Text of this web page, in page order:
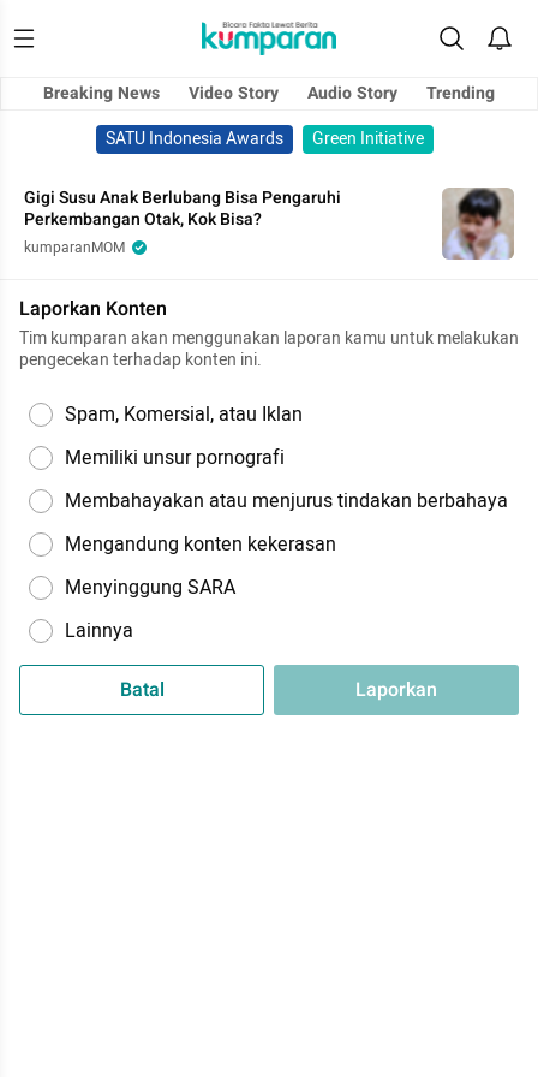
Breaking News Video Story Audio Story
Trending
SATU Indonesia Awards
Green Initiative
Gigi Susu Anak Berlubang Bisa Pengaruhi
Perkembangan Otak, Kok Bisa?
kumparanMOM
Laporkan Konten
Tim kumparan akan menggunakan laporan kamu untuk melakukan
pengecekan terhadap konten ini.
Spam, Komersial, atau Iklan
Memiliki unsur pornografi
Membahayakan atau menjurus tindakan berbahaya
Mengandung konten kekerasan
Menyinggung SARA
Lainnya
Batal Laporkan